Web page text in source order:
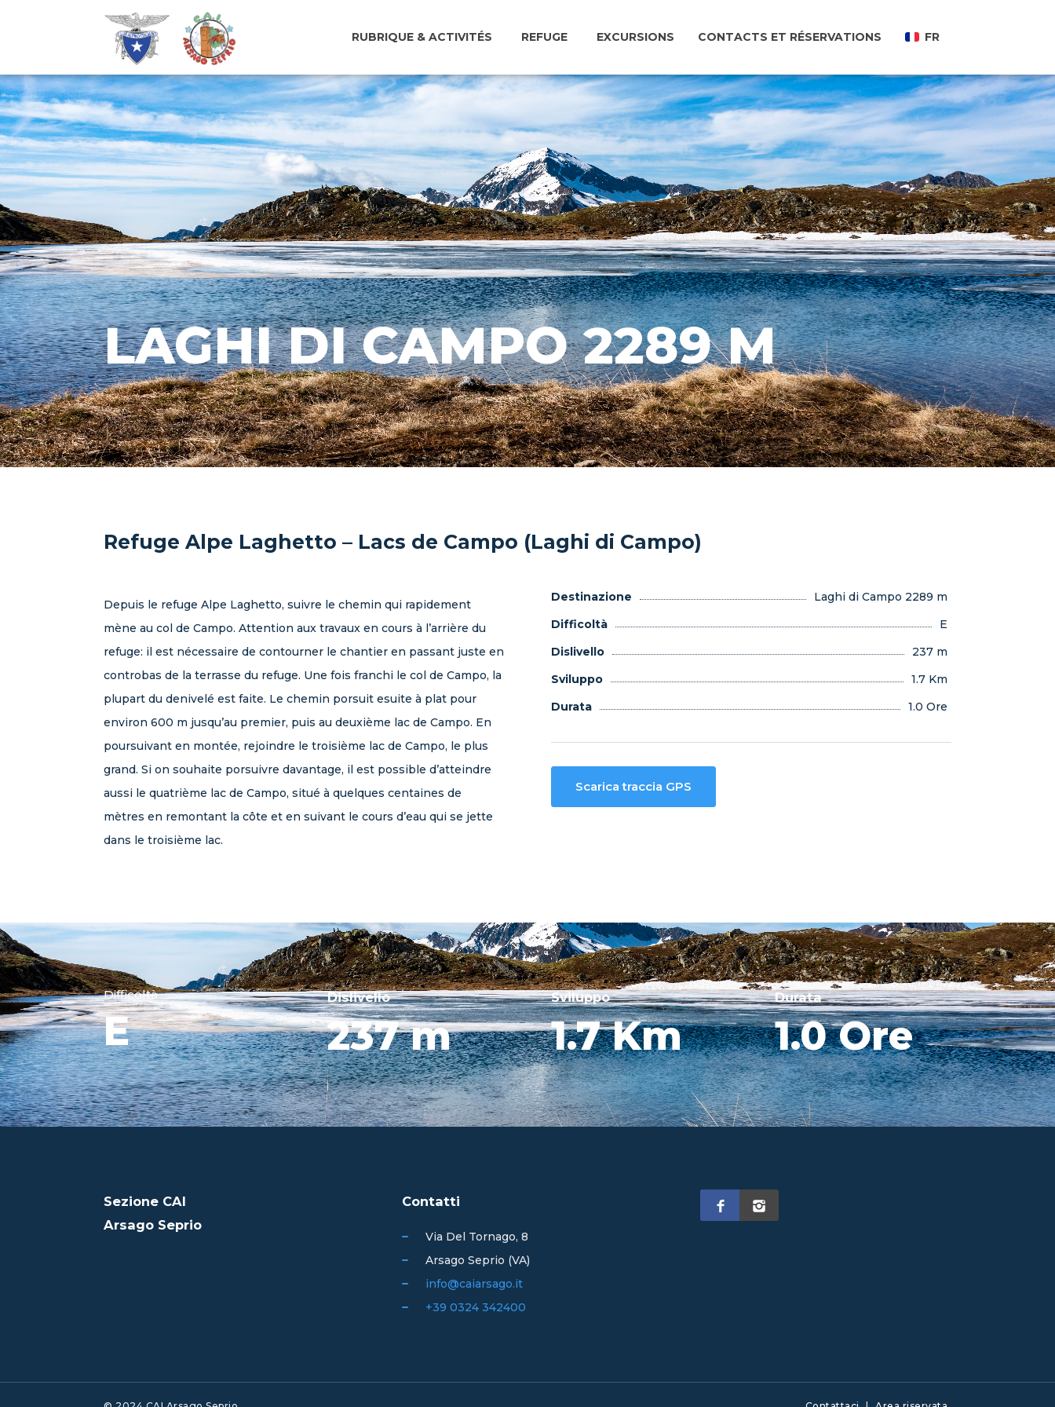
RUBRIQUE & ACTIVITÉS REFUGE EXCURSIONS CONTACTS ET RÉSERVATIONS FR
LAGHI DI CAMPO 2289 M
Refuge Alpe Laghetto – Lacs de Campo (Laghi di Campo)
Depuis le refuge Alpe Laghetto, suivre le chemin qui rapidement
mène au col de Campo. Attention aux travaux en cours à l’arrière du
refuge: il est nécessaire de contourner le chantier en passant juste en
controbas de la terrasse du refuge. Une fois franchi le col de Campo, la
plupart du denivelé est faite. Le chemin porsuit esuite à plat pour
environ 600 m jusqu’au premier, puis au deuxième lac de Campo. En
poursuivant en montée, rejoindre le troisième lac de Campo, le plus
grand. Si on souhaite porsuivre davantage, il est possible d’atteindre
aussi le quatrième lac de Campo, situé à quelques centaines de
mètres en remontant la côte et en suivant le cours d’eau qui se jette
dans le troisième lac.
Destinazione
Laghi di Campo 2289 m
Difficoltà
E
Dislivello
237 m
Sviluppo
1.7 Km
Durata
1.0 Ore
Scarica traccia GPS
Difficoltà
E
Dislivello
237 m
Sviluppo
1.7 Km
Durata
1.0 Ore
Sezione CAI
Arsago Seprio
Contatti
Via Del Tornago, 8
Arsago Seprio (VA)
info@caiarsago.it
+39 0324 342400